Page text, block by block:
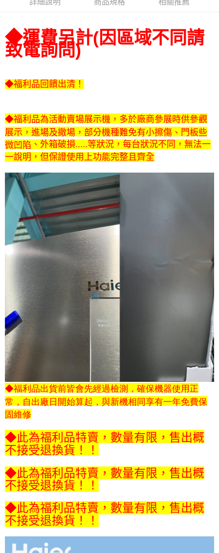
※ 交易是否成功請以「AFTEE先享後付 」之結帳頁面顯示為準，若有關於
是否繳費成功／繳費後需取消欲退款等相關疑問，請聯繫「AFTEE先享後付
客戶支援中心」https://netprotections.freshdesk.com/support/home
易，需依本服務之必要範圍內提供個人資料，並將交易相關給付款項請求債
權轉讓予恩沛科技股份有限公司。
３．未成年的使用者請事先徵得法定代理人或監護人之同意方可使用
「AFTEE先享後付」，若未經同意申辦者引起之損失，本公司不負相關責
任。
４．使用「AFTEE先享後付」時，將依據個別帳號之用戶狀況，依本公司即
時審查核予不同之上限額度；若仍有額度不足之情形，本公司將視審查結果
請求用戶進行身份認證。
恩沛科技股份有限公司將有權停止該用戶之使用額度並採取法律行動。
詳細說明 商品規格 相關推薦
◆運費另計(因區域不同請
致電詢問)
◆福利品回饋出清！
◆福利品為活動賣場展示機，多於廠商參展時供參觀
展示，進場及撤場，部分機種難免有小擦傷、門板些
微凹陷 、 外箱破損.....等狀況，每台狀況不同，無法一
一說明，但保證使用上功能完整且齊全
◆福利品出貨前皆會先經過檢測，確保機器使用正
常，自出廠日開始算起，與新機相同享有一年免費保
固維修
◆此為福利品特賣，數量有限，售出概
不接受退換貨！！
◆此為福利品特賣，數量有限，售出概
不接受退換貨！！
◆此為福利品特賣，數量有限，售出概
不接受退換貨！！